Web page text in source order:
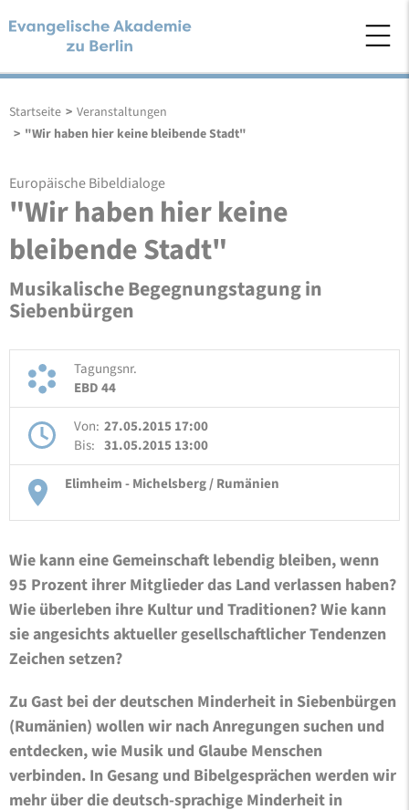
Startseite > Veranstaltungen
> "Wir haben hier keine bleibende Stadt"
Europäische Bibeldialoge
"Wir haben hier keine
bleibende Stadt"
Musikalische Begegnungstagung in
Siebenbürgen
Tagungsnr.
EBD 44
Von: 27.05.2015 17:00
Bis: 31.05.2015 13:00
Elimheim - Michelsberg / Rumänien
Wie kann eine Gemeinschaft lebendig bleiben, wenn
95 Prozent ihrer Mitglieder das Land verlassen haben?
Wie überleben ihre Kultur und Traditionen? Wie kann
sie angesichts aktueller gesellschaftlicher Tendenzen
Zeichen setzen?
Zu Gast bei der deutschen Minderheit in Siebenbürgen
(Rumänien) wollen wir nach Anregungen suchen und
entdecken, wie Musik und Glaube Menschen
verbinden. In Gesang und Bibelgesprächen werden wir
mehr über die deutsch-sprachige Minderheit in